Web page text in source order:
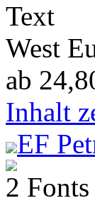
Text
West
ab
Inhalt
EF
2 Fonts